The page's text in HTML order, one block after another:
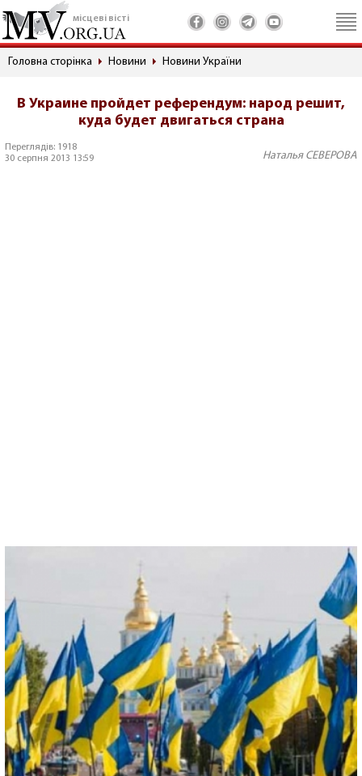
місцеві вісті
Головна сторінка Новини Новини України
В Украине пройдет референдум: народ решит,
куда будет двигаться страна
Переглядів: 1918
30 серпня 2013 13:59
Наталья СЕВЕРОВА